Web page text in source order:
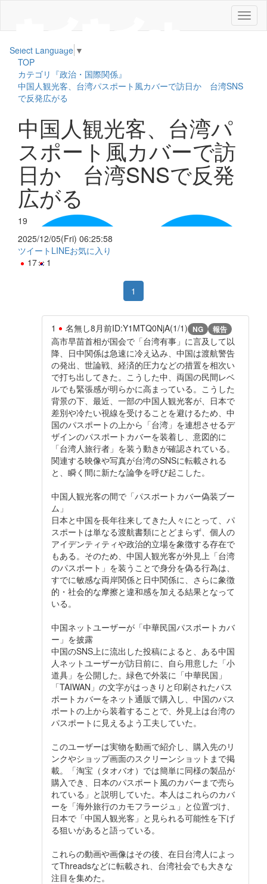
メ
ニ
Select Language ▼
TOP
カテゴリ『政治・国際関係』
中国人観光客、台湾パスポート風カバーで訪日か 台湾SNS
で反発広がる
中国人観光客、台湾パ
スポート風カバーで訪
日か 台湾SNSで反発
広がる
19
2025/12/05(Fri) 06:25:58
ツイート LINEお気に入り
17
1
1
1 名無し8月前ID:Y1MTQ0NjA(1/1) NG 報告
高市早苗首相が国会で「台湾有事」に言及して以
降、日中関係は急速に冷え込み、中国は渡航警告
の発出、世論戦、経済的圧力などの措置を相次い
で打ち出してきた。こうした中、両国の民間レベ
ルでも緊張感が明らかに高まっている。こうした
背景の下、最近、一部の中国人観光客が、日本で
差別や冷たい視線を受けることを避けるため、中
国のパスポートの上から「台湾」を連想させるデ
ザインのパスポートカバーを装着し、意図的に
「台湾人旅行者」を装う動きが確認されている。
関連する映像や写真が台湾のSNSに転載される
と、瞬く間に新たな論争を呼び起こした。
中国人観光客の間で「パスポートカバー偽装ブー
ム」
日本と中国を長年往来してきた人々にとって、パ
スポートは単なる渡航書類にとどまらず、個人の
アイデンティティや政治的立場を象徴する存在で
もある。そのため、中国人観光客が外見上「台湾
のパスポート」を装うことで身分を偽る行為は、
すでに敏感な両岸関係と日中関係に、さらに象徴
的・社会的な摩擦と違和感を加える結果となって
いる。
中国ネットユーザーが「中華民国パスポートカバ
ー」を披露
中国のSNS上に流出した投稿によると、ある中国
人ネットユーザーが訪日前に、自ら用意した「小
道具」を公開した。緑色で外装に「中華民国」
「TAIWAN」の文字がはっきりと印刷されたパス
ポートカバーをネット通販で購入し、中国のパス
ポートの上から装着することで、外見上は台湾の
パスポートに見えるよう工夫していた。
このユーザーは実物を動画で紹介し、購入先のリ
ンクやショップ画面のスクリーンショットまで掲
載。「淘宝（タオバオ）では簡単に同様の製品が
購入でき、日本のパスポート風のカバーまで売ら
れている」と説明していた。本人はこれらのカバ
ーを「海外旅行のカモフラージュ」と位置づけ、
日本で「中国人観光客」と見られる可能性を下げ
る狙いがあると語っている。
これらの動画や画像はその後、在日台湾人によっ
てThreadsなどに転載され、台湾社会でも大きな
注目を集めた。